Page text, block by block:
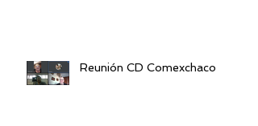
Reunión CD Comexchaco